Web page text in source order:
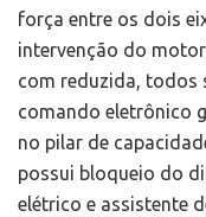
força entre os dois
intervenção do
com reduzida, todos
comando eletrônico
no pilar de
possui bloqueio do
elétrico e assistente